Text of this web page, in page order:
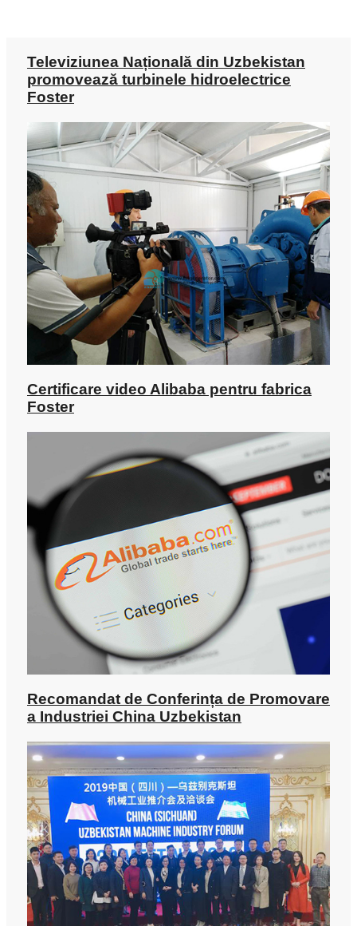
Televiziunea Națională din Uzbekistan
promovează turbinele hidroelectrice
Foster
Certificare video Alibaba pentru fabrica
Foster
Recomandat de Conferința de Promovare
a Industriei China Uzbekistan